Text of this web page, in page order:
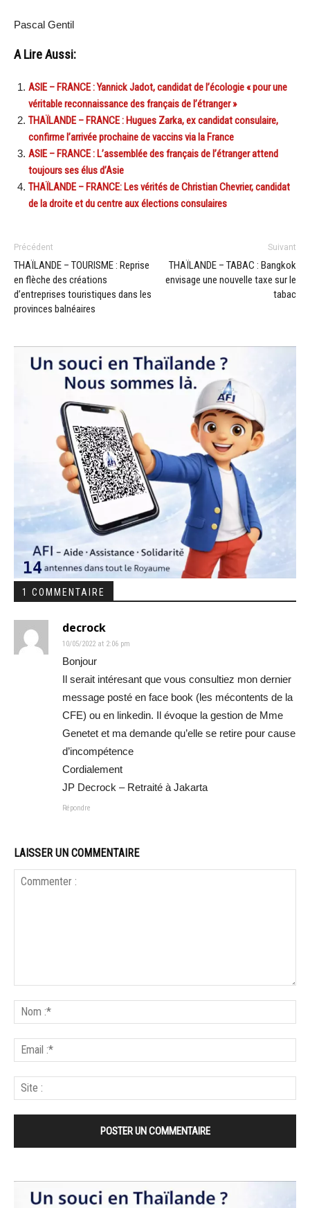
Pascal Gentil
A Lire Aussi:
ASIE – FRANCE : Yannick Jadot, candidat de l’écologie « pour une
véritable reconnaissance des français de l’étranger »
THAÏLANDE – FRANCE : Hugues Zarka, ex candidat consulaire,
confirme l’arrivée prochaine de vaccins via la France
ASIE – FRANCE : L’assemblée des français de l’étranger attend
toujours ses élus d’Asie
THAÏLANDE – FRANCE: Les vérités de Christian Chevrier, candidat
de la droite et du centre aux élections consulaires
Précédent
THAÏLANDE – TOURISME : Reprise
en flèche des créations
d’entreprises touristiques dans les
provinces balnéaires
Suivant
THAÏLANDE – TABAC : Bangkok
envisage une nouvelle taxe sur le
tabac
1 COMMENTAIRE
decrock
10/05/2022 at 2:06 pm
Bonjour
Il serait intéresant que vous consultiez mon dernier
message posté en face book (les mécontents de la
CFE) ou en linkedin. Il évoque la gestion de Mme
Genetet et ma demande qu’elle se retire pour cause
d’incompétence
Cordialement
JP Decrock – Retraité à Jakarta
Répondre
LAISSER UN COMMENTAIRE